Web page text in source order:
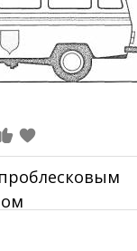
7